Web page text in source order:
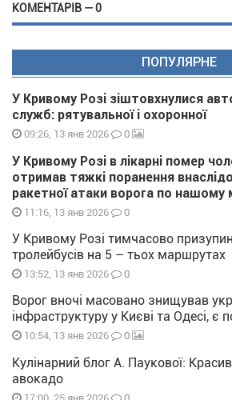
КОМЕНТАРІВ — 0
ПОПУЛЯРНЕ
У Кривому Розі зіштовхнулися
служб: рятувальної і охоронної
09:26, 13 янв 2026 0
У Кривому Розі в лікарні помер
отримав тяжкі поранення
ракетної атаки ворога по нашому
11:16, 13 янв 2026 0
У Кривому Розі тимчасово
тролейбусів на 5 – тьох маршрутах
13:52, 13 янв 2026 0
Ворог вночі масовано знищував
інфраструктуру у Києві та Одесі, є
10:54, 13 янв 2026 0
Кулінарний блог А. Паукової:
авокадо